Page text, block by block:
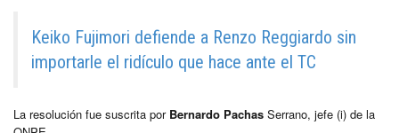
Keiko Fujimori defiende a Renzo Reggiardo sin
importarle el ridículo que hace ante el TC
La resolución fue suscrita por Bernardo Pachas Serrano, jefe (i) de la